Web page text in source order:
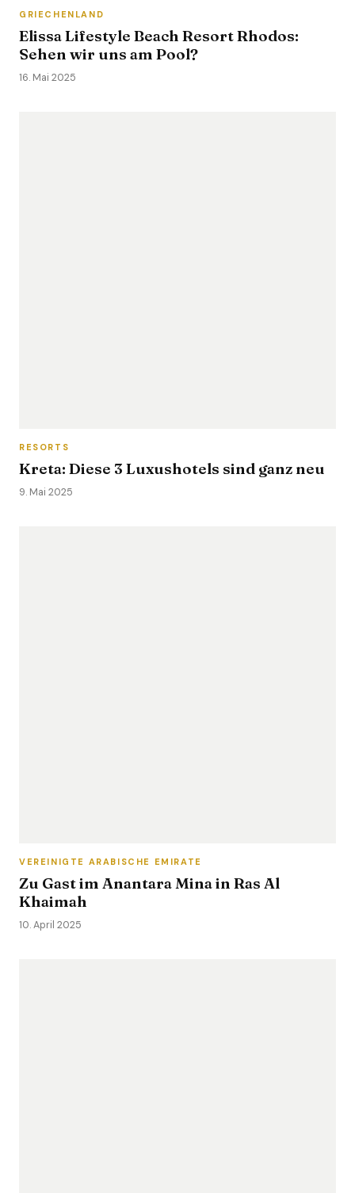
GRIECHENLAND
Elissa Lifestyle Beach Resort Rhodos:
Sehen wir uns am Pool?
16. Mai 2025
RESORTS
Kreta: Diese 3 Luxushotels sind ganz neu
9. Mai 2025
VEREINIGTE ARABISCHE EMIRATE
Zu Gast im Anantara Mina in Ras Al
Khaimah
10. April 2025